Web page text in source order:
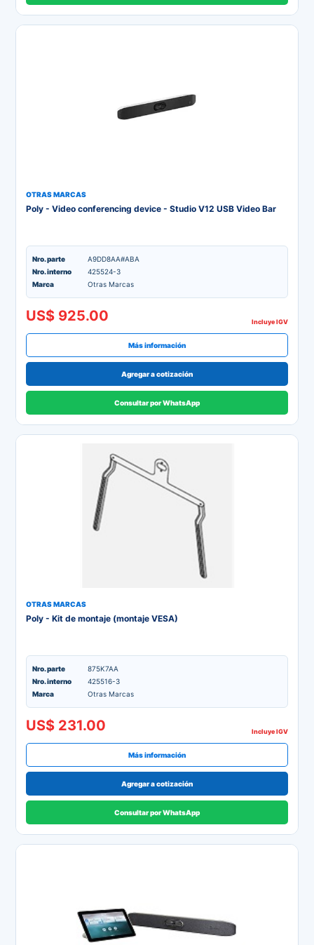
OTRAS MARCAS
Poly - Video conferencing device - Studio V12 USB Video Bar
Nro. parte
A9DD8AA#ABA
Nro. interno
425524-3
Marca
Otras Marcas
US$ 925.00 Incluye IGV
Más información
Agregar a cotización
Consultar por WhatsApp
OTRAS MARCAS
Poly - Kit de montaje (montaje VESA)
Nro. parte
875K7AA
Nro. interno
425516-3
Marca
Otras Marcas
US$ 231.00 Incluye IGV
Más información
Agregar a cotización
Consultar por WhatsApp